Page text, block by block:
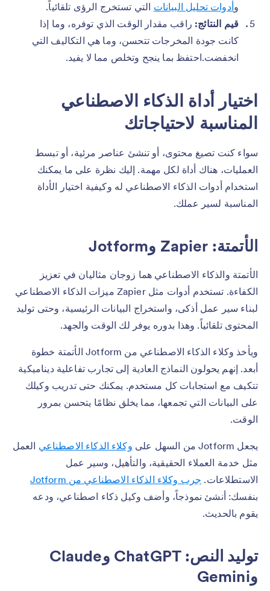
وأدوات تحليل البيانات التي تستخرج الرؤى تلقائياً.
قيم النتائج: راقب مقدار الوقت الذي توفره، وما إذا
كانت جودة المخرجات تتحسن، وما هي التكاليف التي
انخفضت.احتفظ بما ينجح وتخلص مما لا يفيد.
اختيار أداة الذكاء الاصطناعي
المناسبة لاحتياجاتك
سواء كنت تصيغ محتوى، أو تنشئ عناصر مرئية، أو تبسط
العمليات، هناك أداة لكل مهمة. إليك نظرة على ما يمكنك
استخدام أدوات الذكاء الاصطناعي له وكيفية اختيار الأداة
المناسبة لسير عملك.
الأتمتة: Zapier وJotform
الأتمتة والذكاء الاصطناعي هما زوجان مثاليان في تعزيز
الكفاءة. تستخدم أدوات مثل Zapier ميزات الذكاء الاصطناعي
لبناء سير عمل أذكى، واستخراج البيانات الرئيسية، وحتى توليد
المحتوى تلقائياً. وهذا بدوره يوفر لك الوقت والجهد.
ويأخذ وكلاء الذكاء الاصطناعي من Jotform الأتمتة خطوة
أبعد. إنهم يحولون النماذج العادية إلى تجارب تفاعلية ديناميكية
تتكيف مع استجابات كل مستخدم. يمكنك حتى تدريب وكيلك
على البيانات التي تجمعها، مما يخلق نظامًا يتحسن بمرور
الوقت.
يجعل Jotform من السهل على وكلاء الذكاء الاصطناعي العمل
مثل خدمة العملاء الحقيقية، والتأهيل، وسير عمل
الاستطلاعات. جرب وكلاء الذكاء الاصطناعي من Jotform
بنفسك: أنشئ نموذجاً، وأضف وكيل ذكاء اصطناعي، ودعه
يقوم بالحديث.
توليد النص: ChatGPT وClaude
وGemini